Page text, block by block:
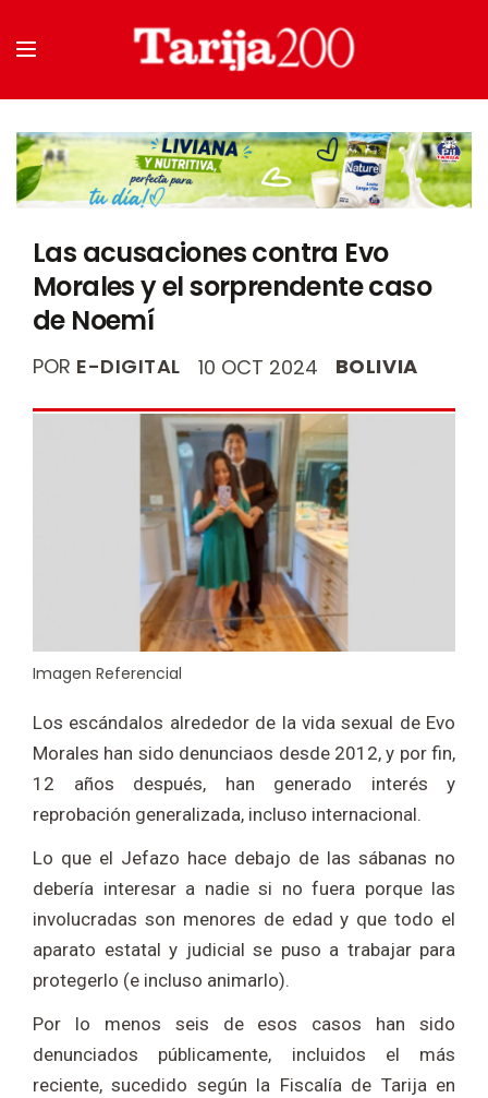
Las acusaciones contra Evo
Morales y el sorprendente caso
de Noemí
POR E-DIGITAL 10 OCT 2024 BOLIVIA
Imagen Referencial
Los escándalos alrededor de la vida sexual de Evo
Morales han sido denunciaos desde 2012, y por fin,
12 años después, han generado interés y
reprobación generalizada, incluso internacional.
Lo que el Jefazo hace debajo de las sábanas no
debería interesar a nadie si no fuera porque las
involucradas son menores de edad y que todo el
aparato estatal y judicial se puso a trabajar para
protegerlo (e incluso animarlo).
Por lo menos seis de esos casos han sido
denunciados públicamente, incluidos el más
reciente, sucedido según la Fiscalía de Tarija en